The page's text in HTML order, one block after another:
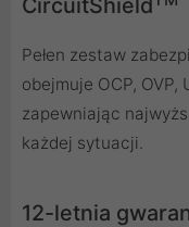
CircuitShield
Pełen zestaw
obejmuje OCP, OVP,
zapewniając
każdej sytuacji.
12-letnia